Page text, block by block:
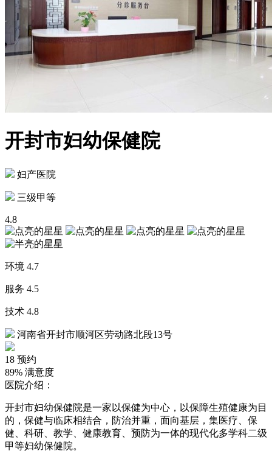
开封市妇幼保健院
妇产医院
三级甲等
4.8
环境 4.7
服务 4.5
技术 4.8
河南省开封市顺河区劳动路北段13号
18 预约
89% 满意度
医院介绍：
开封市妇幼保健院是一家以保健为中心，以保障生殖健康为目
的，保健与临床相结合，防治并重，面向基层，集医疗、保
健、科研、教学、健康教育、预防为一体的现代化多学科二级
甲等妇幼保健院。